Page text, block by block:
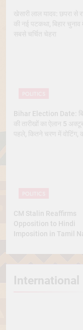
खेसारी लाल यादव: छपरा से
की नई पटकथा, बिहार चुनाव
सबसे चर्चित चेहरा
Bihar Election Date:
की तारीखों का ऐलान 5
पहले, कितने चरण में वोटिंग,
CM Stalin Reaffirms
Opposition to Hindi
Imposition in Tamil
International